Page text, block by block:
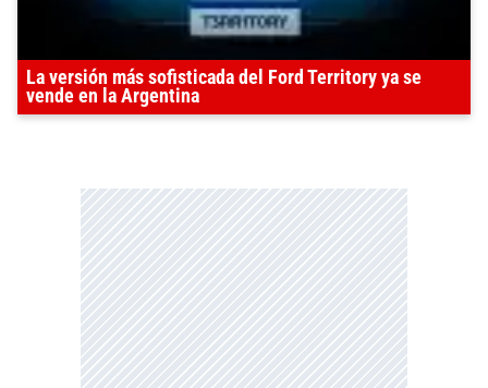
La versión más sofisticada del Ford Territory ya se
vende en la Argentina